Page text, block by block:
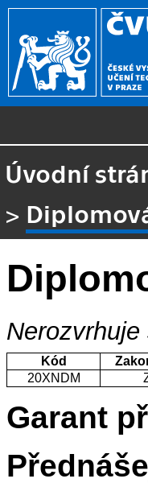
Úvodní
>
Nerozvrhuje
Kód
20XNDM
Garant